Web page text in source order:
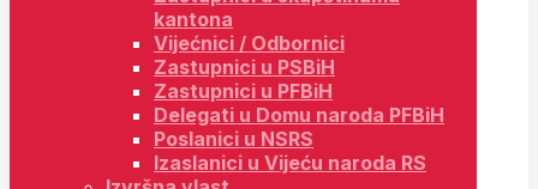
kantona
Vijećnici / Odbornici
Zastupnici u PSBiH
Zastupnici u PFBiH
Delegati u Domu naroda PFBiH
Poslanici u NSRS
Izaslanici u Vijeću naroda RS